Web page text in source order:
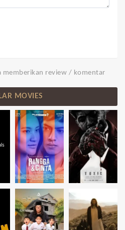
memberikan review / komentar
MOVIES